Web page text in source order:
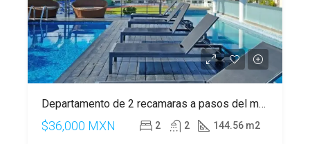
Departamento de 2 recamaras a pasos del mar en Playa del Carmen
$36,000 MXN 2 2 144.56 m2